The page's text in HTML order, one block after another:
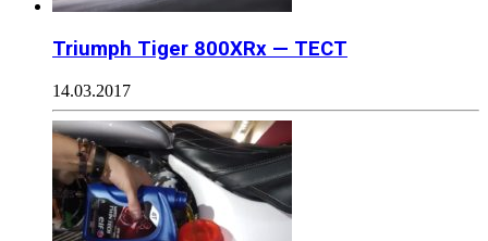
Triumph Tiger 800XRx — ТЕСТ
14.03.2017